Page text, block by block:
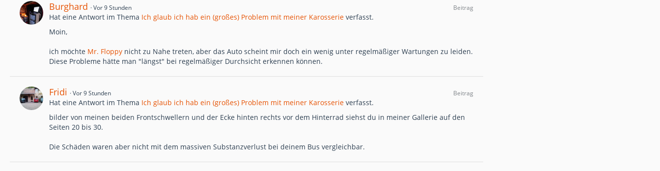
Burghard Vor 9 Stunden
Hat eine Antwort im Thema Ich glaub ich hab ein (großes) Problem mit meiner Karosserie verfasst.
Beitrag
Moin,
ich möchte Mr. Floppy nicht zu Nahe treten, aber das Auto scheint mir doch ein wenig unter regelmäßiger Wartungen zu leiden.
Diese Probleme hätte man "längst" bei regelmäßiger Durchsicht erkennen können.
Fridi Vor 9 Stunden
Hat eine Antwort im Thema Ich glaub ich hab ein (großes) Problem mit meiner Karosserie verfasst.
Beitrag
bilder von meinen beiden Frontschwellern und der Ecke hinten rechts vor dem Hinterrad siehst du in meiner Gallerie auf den
Seiten 20 bis 30.
Die Schäden waren aber nicht mit dem massiven Substanzverlust bei deinem Bus vergleichbar.